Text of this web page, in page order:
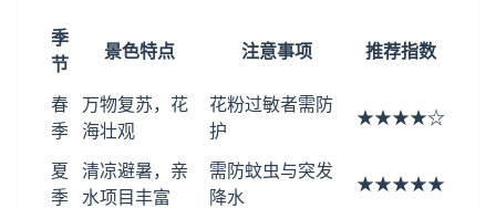
季
节
景色特点 注意事项 推荐指数
春
季
万物复苏，花
海壮观
花粉过敏者需防
护
★★★★☆
夏
季
清凉避暑，亲
水项目丰富
需防蚊虫与突发
降水
★★★★★